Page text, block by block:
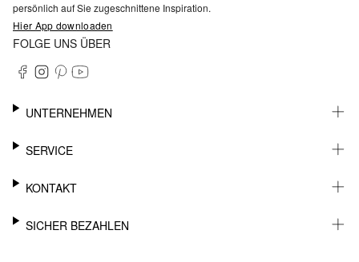
persönlich auf Sie zugeschnittene Inspiration.
Hier App downloaden
FOLGE UNS ÜBER
UNTERNEHMEN
KARRIERE
BARRIEREFREIHEIT
SERVICE
WHATSAPP
MEIN KONTO
KONTAKT
SUPPORT
SICHER BEZAHLEN